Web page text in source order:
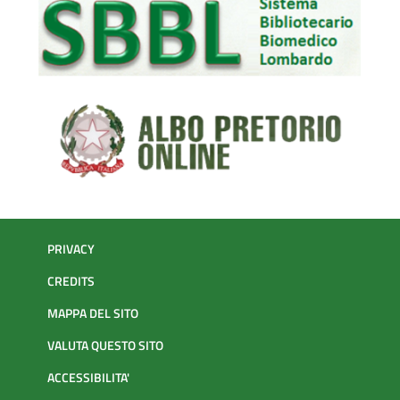
d’esame, definitiva o provvisoria, qualora non sia possibile
formulare una diagnosi definitiva per la complessità del caso
o qualora sino necessarie ulteriori indagini. Gli esami
seguenti tempistiche:
Entro 20 minuti per ogni singolo campione;
Entro 60 minuti per ogni linfonodo sentinella.
La consulenza diagnostica viene fornita dal
Direttore e dai Dirigenti di I livello, a secondo
della relativa specifica competenza, nel
rispetto dei tempi di risposta sec. Allegato N.1
PRIVACY
CREDITS
MAPPA DEL SITO
VALUTA QUESTO SITO
ACCESSIBILITA'